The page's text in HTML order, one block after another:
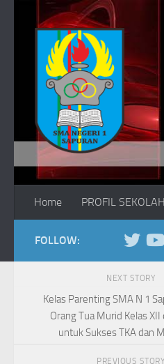
Skip to content
Home PROFIL SEKOLAH
FOLLOW:
NEXT STORY
Kelas Parenting SMA N 1
Orang Tua Murid Kelas XII
untuk Sukses TKA dan
PREVIOUS STORY